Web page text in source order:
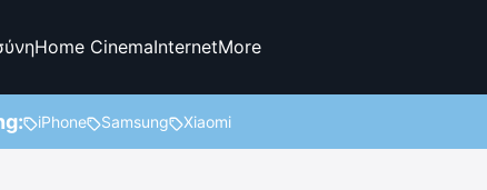
Home CinemaInternetMore
iPhone Samsung Xiaomi